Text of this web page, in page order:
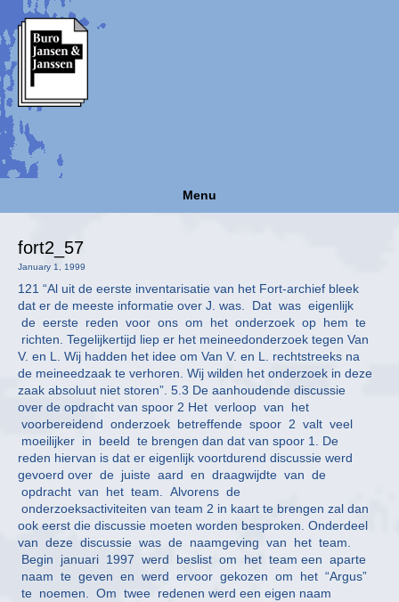
Menu
fort2_57
January 1, 1999
121 “Al uit de eerste inventarisatie van het Fort-archief bleek
dat er de meeste informatie over J. was. Dat was eigenlijk
de eerste reden voor ons om het onderzoek op hem te
richten. Tegelijkertijd liep er het meineedonderzoek tegen Van
V. en L. Wij hadden het idee om Van V. en L. rechtstreeks na
de meineedzaak te verhoren. Wij wilden het onderzoek in deze
zaak absoluut niet storen”. 5.3 De aanhoudende discussie
over de opdracht van spoor 2 Het verloop van het
voorbereidend onderzoek betreffende spoor 2 valt veel
moeilijker in beeld te brengen dan dat van spoor 1. De
reden hiervan is dat er eigenlijk voortdurend discussie werd
gevoerd over de juiste aard en draagwijdte van de
opdracht van het team. Alvorens de
onderzoeksactiviteiten van team 2 in kaart te brengen zal dan
ook eerst die discussie moeten worden besproken. Onderdeel
van deze discussie was de naamgeving van het team.
Begin januari 1997 werd beslist om het team een aparte
naam te geven en werd ervoor gekozen om het “Argus”
te noemen. Om twee redenen werd een eigen naam